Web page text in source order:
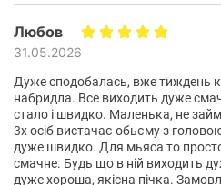
Велика
7-літрова чаша дозволяє без
порції за один раз. Це може
порція картоплі фрі, кілька
Любов
31.05.2026
Дуже сподобалась, вже тиждень
набридла. Все виходить дуже
стало і швидко. Маленька, не
3х осіб вистачає обьєму з
дуже швидко. Для мьяса то
смачне. Будь що в ній виходить
дуже хороша, якісна пічка.